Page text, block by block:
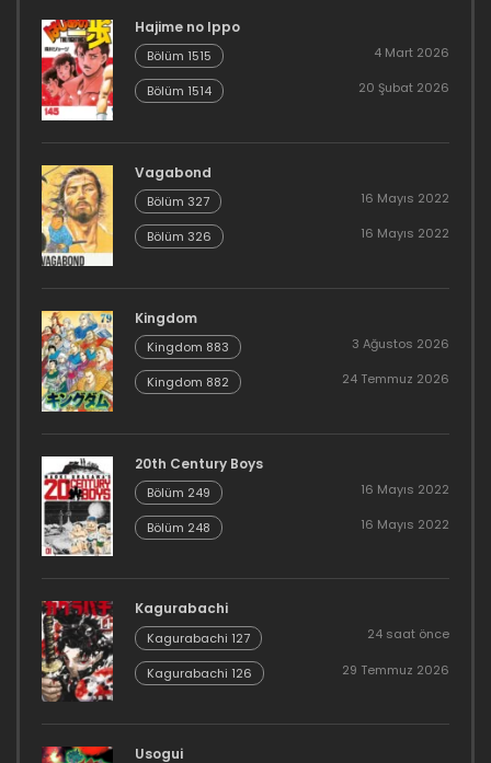
Hajime no Ippo
Bölüm 1515 4 Mart 2026
Bölüm 1514 20 Şubat 2026
Vagabond
Bölüm 327 16 Mayıs 2022
Bölüm 326 16 Mayıs 2022
Kingdom
Kingdom 883 3 Ağustos 2026
Kingdom 882 24 Temmuz 2026
20th Century Boys
Bölüm 249 16 Mayıs 2022
Bölüm 248 16 Mayıs 2022
Kagurabachi
Kagurabachi 127 24 saat önce
Kagurabachi 126 29 Temmuz 2026
Usogui